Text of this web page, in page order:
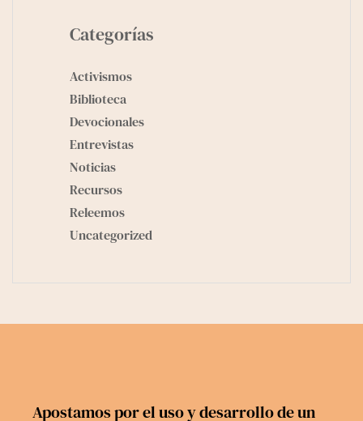
Categorías
Activismos
Biblioteca
Devocionales
Entrevistas
Noticias
Recursos
Releemos
Uncategorized
Apostamos por el uso y desarrollo de un